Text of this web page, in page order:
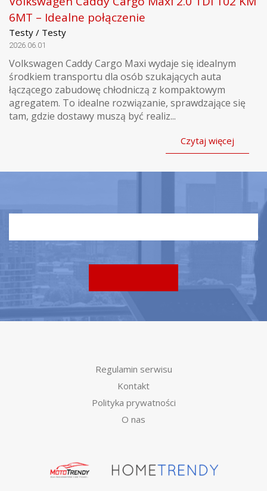
6MT – Idealne połączenie
Testy / Testy
2026.06.01
Volkswagen Caddy Cargo Maxi wydaje się idealnym
środkiem transportu dla osób szukających auta
łączącego zabudowę chłodniczą z kompaktowym
agregatem. To idealne rozwiązanie, sprawdzające się
tam, gdzie dostawy muszą być realiz...
Czytaj więcej
Regulamin serwisu
Kontakt
Polityka prywatności
O nas